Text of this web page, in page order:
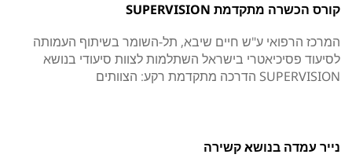
קורס הכשרה מתקדמת SUPERVISION
המרכז הרפואי ע"ש חיים שיבא, תל-השומר בשיתוף העמותה
לסיעוד פסיכיאטרי בישראל השתלמות לצוות סיעודי בנושא
SUPERVISION הדרכה מתקדמת רקע: הצוותים
נייר עמדה בנושא קשירה